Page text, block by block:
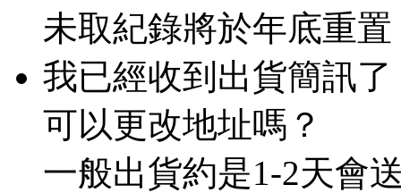
未取紀錄將於年底重
我已經收到出貨簡訊
可以更改地址嗎？
一般出貨約是1-2天會